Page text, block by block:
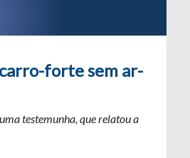
forte sem ar-
testemunha, que relatou a